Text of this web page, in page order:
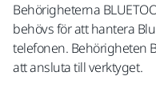
Behörigheterna
behövs för att hantera
telefonen. Behörigheten
att ansluta till verktyget.